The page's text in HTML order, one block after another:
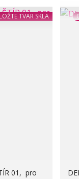
TVAR SKLA
01, pro